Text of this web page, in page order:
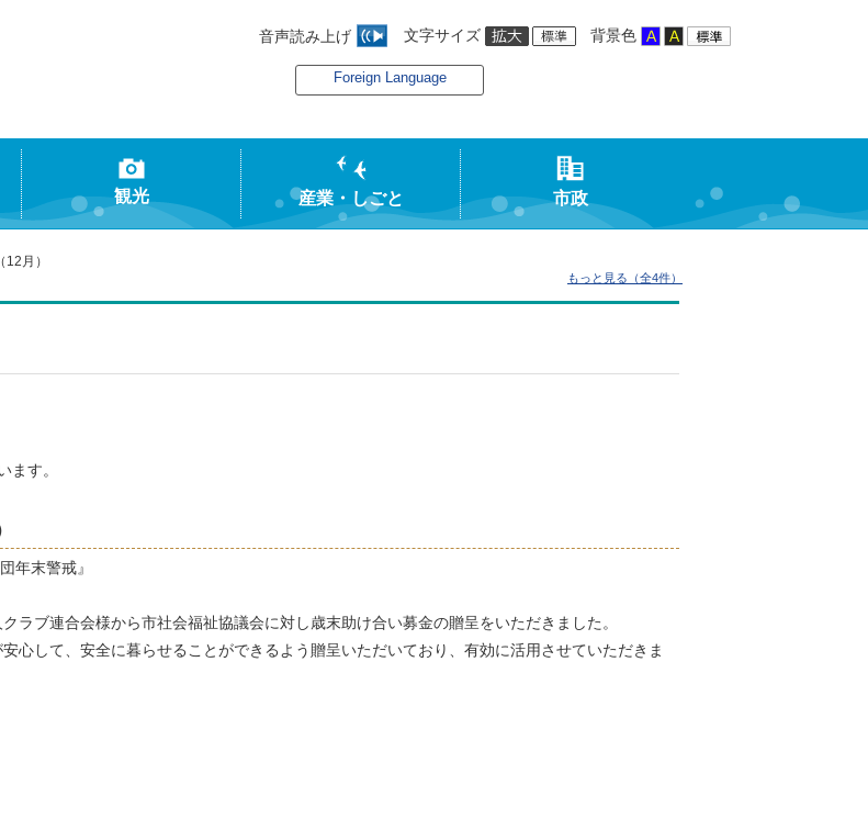
音声読み上げ 文字サイズ 背景色
Foreign Language
観光 産業・しごと 市政
月）
もっと見る（全4件）
ます。
末警戒』
ラブ連合会様から市社会福祉協議会に対し歳末助け合い募金の贈呈をいただきました。
心して、安全に暮らせることができるよう贈呈いただいており、有効に活用させていただきま